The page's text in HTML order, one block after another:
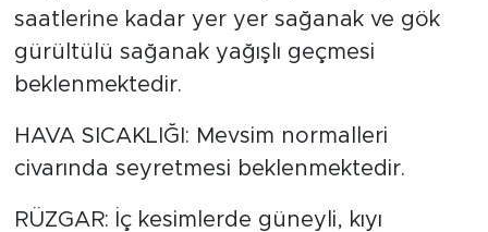
saatlerine kadar yer yer sağanak ve gök
gürültülü sağanak yağışlı geçmesi
beklenmektedir.
HAVA SICAKLIĞI: Mevsim normalleri
civarında seyretmesi beklenmektedir.
RÜZGAR: İç kesimlerde güneyli, kıyı